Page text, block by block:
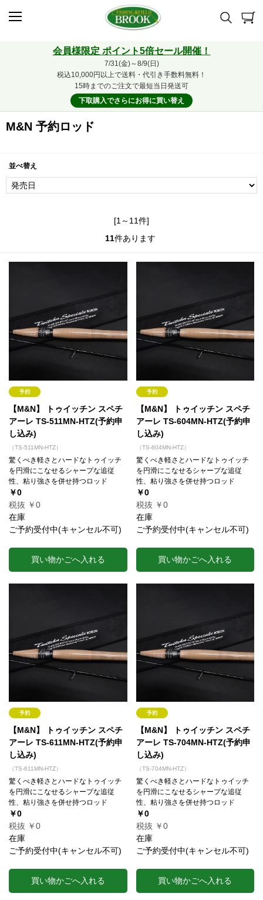
会員様限定 ポイント5倍セール開催！
7/31(金)～8/9(日)
税込10,000円以上で送料・代引き手数料無料！
15時までのご注文で最短当日発送可
下取購入でさらにお得に買い替え
M&N 予約ロッド
並べ替え
[1～11件]
11件あります
【M&N】 トゥイッチン スペチ
アーレ TS-511MN-HTZ(予約申
し込み)
（TS-511MN-HTZ）
驚くべき軽さとハードなトゥイッチ
を円滑にこなせるシャープな追従
性、粘り強さを併せ持つロッド
￥0
税抜 ￥0
在庫
ご予約受付中(キャンセル不可)
買い物かごへ入れる
【M&N】 トゥイッチン スペチ
アーレ TS-604MN-HTZ(予約申
し込み)
（TS-604MN-HTZ）
驚くべき軽さとハードなトゥイッチ
を円滑にこなせるシャープな追従
性、粘り強さを併せ持つロッド
￥0
税抜 ￥0
在庫
ご予約受付中(キャンセル不可)
買い物かごへ入れる
【M&N】 トゥイッチン スペチ
アーレ TS-611MN-HTZ(予約申
し込み)
（TS-611MN-HTZ）
驚くべき軽さとハードなトゥイッチ
を円滑にこなせるシャープな追従
性、粘り強さを併せ持つロッド
￥0
税抜 ￥0
在庫
ご予約受付中(キャンセル不可)
買い物かごへ入れる
【M&N】 トゥイッチン スペチ
アーレ TS-704MN-HTZ(予約申
し込み)
（TS-704MN-HTZ）
驚くべき軽さとハードなトゥイッチ
を円滑にこなせるシャープな追従
性、粘り強さを併せ持つロッド
￥0
税抜 ￥0
在庫
ご予約受付中(キャンセル不可)
買い物かごへ入れる